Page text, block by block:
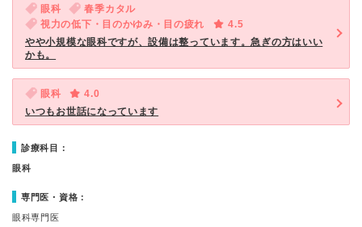
眼科
春季カタル
視力の低下・目のかゆみ・目の疲れ
4.5
やや小規模な眼科ですが、設備は整っています。急ぎの方はいい
かも。
眼科
4.0
いつもお世話になっています
診療科目：
眼科
専門医・資格：
眼科専門医